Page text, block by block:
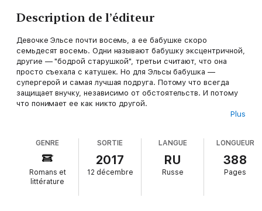
Description de l’éditeur
Девочке Эльсе почти восемь, а ее бабушке скоро
семьдесят восемь. Одни называют бабушку эксцентричной,
другие — "бодрой старушкой", третьи считают, что она
просто съехала с катушек. Но для Эльсы бабушка —
супергерой и самая лучшая подруга. Потому что всегда
защищает внучку, независимо от обстоятельств. И потому
что понимает ее как никто другой.
бабушкино поручение, она узнает много нового о
необыкновенной жизни своего супергероя, сразится с
реальным, а не сказочным злом, и обретет настоящих
друзей.
Plus
GENRE
Romans et
littérature
SORTIE
2017
12 décembre
LANGUE
RU
Russe
LONGUEUR
388
Pages